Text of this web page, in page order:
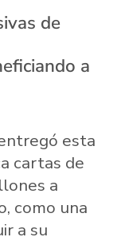
de
a
esta
cartas de
a
como una
a su